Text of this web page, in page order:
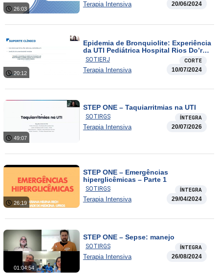
26:03
Terapia Intensiva 20/06/2024
20:12
Epidemia de Bronquiolite: Experiência
da UTI Pediátrica Hospital Rios Do’r
em 2024
SOTIERJ CORTE
Terapia Intensiva 10/07/2024
49:07
STEP ONE – Taquiarritmias na UTI
SOTIRGS ÍNTEGRA
Terapia Intensiva 20/07/2026
26:19
STEP ONE – Emergências
hiperglicêmicas – Parte 1
SOTIRGS ÍNTEGRA
Terapia Intensiva 29/04/2024
01:04:54
STEP ONE – Sepse: manejo
SOTIRGS ÍNTEGRA
Terapia Intensiva 26/08/2024